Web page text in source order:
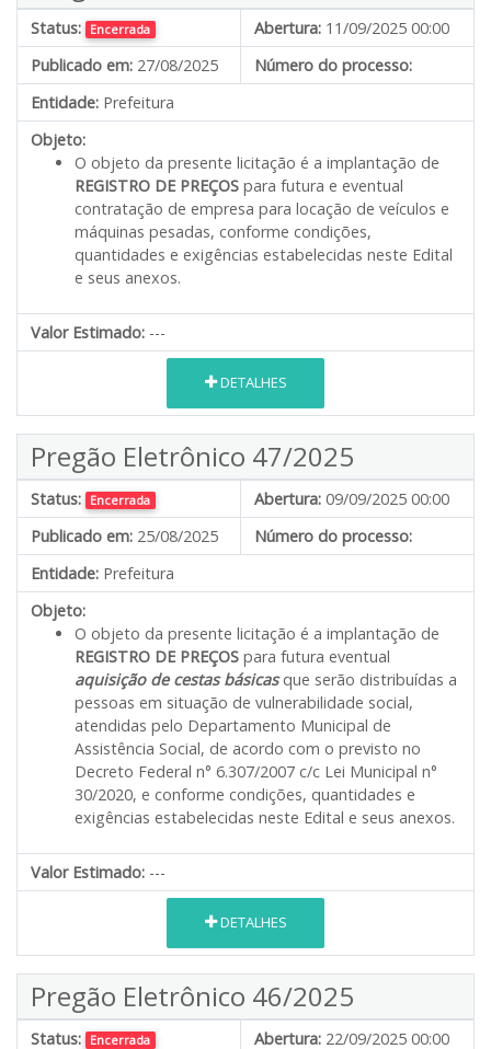
Status: Encerrada Abertura: 11/09/2025 00:00
Publicado em: 27/08/2025
Número do processo:
Entidade: Prefeitura
Objeto:
O objeto da presente licitação é a implantação de
REGISTRO DE PREÇOS para futura e eventual
contratação de empresa para locação de veículos e
máquinas pesadas, conforme condições,
quantidades e exigências estabelecidas neste Edital
e seus anexos.
Valor Estimado: ---
DETALHES
Pregão Eletrônico 47/2025
Status: Encerrada Abertura: 09/09/2025 00:00
Publicado em: 25/08/2025
Número do processo:
Entidade: Prefeitura
Objeto:
O objeto da presente licitação é a implantação de
REGISTRO DE PREÇOS para futura eventual
aquisição de cestas básicasque serão distribuídas a
pessoas em situação de vulnerabilidade social,
atendidas pelo Departamento Municipal de
Assistência Social, de acordo com o previsto no
Decreto Federal n° 6.307/2007 c/c Lei Municipal n°
30/2020, e conforme condições, quantidades e
exigências estabelecidas neste Edital e seus anexos.
Valor Estimado: ---
DETALHES
Pregão Eletrônico 46/2025
Status: Encerrada Abertura: 22/09/2025 00:00